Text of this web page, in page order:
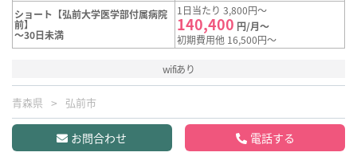
ショート【弘前大学医学部付属病院
前】
～30日未満
1日当たり 3,800円～
140,400 円/月～
初期費用他 16,500円～
wifiあり
青森県 弘前市
お問合わせ 電話する